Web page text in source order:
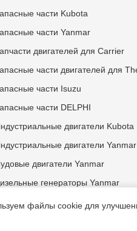
части Kubota
части Yanmar
двигателей для Carrier
части двигателей для
части Isuzu
части DELPHI
двигатели Kubota
двигатели Yanmar
двигатели Yanmar
генераторы Yanmar
файлы cookie для